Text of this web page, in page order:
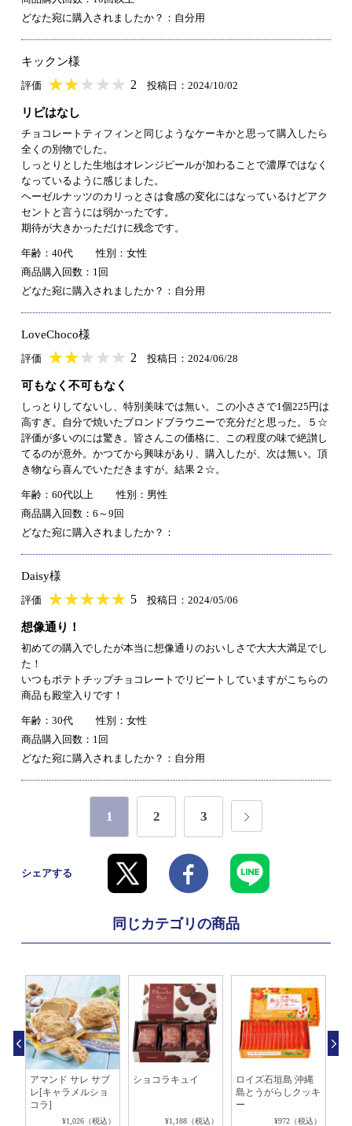
どなた宛に購入されましたか？：自分用
キックン様
評価 ★★★★★
★★★★★ 2 投稿日：2024/10/02
リピはなし
チョコレートティフィンと同じようなケーキかと思って購入したら
全くの別物でした。
しっとりとした生地はオレンジピールが加わることで濃厚ではなく
なっているように感じました。
ヘーゼルナッツのカリっとさは食感の変化にはなっているけどアク
セントと言うには弱かったです。
期待が大きかっただけに残念です。
年齢：40代
性別：女性
商品購入回数：1回
どなた宛に購入されましたか？：自分用
LoveChoco様
評価 ★★★★★
★★★★★ 2 投稿日：2024/06/28
可もなく不可もなく
しっとりしてないし、特別美味では無い。この小ささで1個225円は
高すぎ。自分で焼いたブロンドブラウニーで充分だと思った。５☆
評価が多いのには驚き。皆さんこの価格に、この程度の味で絶讃し
てるのが意外。かつてから興味があり、購入したが、次は無い。頂
き物なら喜んでいただきますが。結果２☆。
年齢：60代以上
性別：男性
商品購入回数：6～9回
どなた宛に購入されましたか？：
Daisy様
評価 ★★★★★
★★★★★ 5 投稿日：2024/05/06
想像通り！
初めての購入でしたが本当に想像通りのおいしさで大大大満足でし
た！
いつもポテトチップチョコレートでリピートしていますがこちらの
商品も殿堂入りです！
年齢：30代
性別：女性
商品購入回数：1回
どなた宛に購入されましたか？：自分用
1 2 3
シェアする
同じカテゴリの商品
アマンド サレ サブ
レ[キャラメルショ
コラ]
¥1,026（税込）
ショコラキュイ
¥1,188（税込）
ロイズ石垣島 沖縄
島とうがらしクッキ
ー
¥972（税込）